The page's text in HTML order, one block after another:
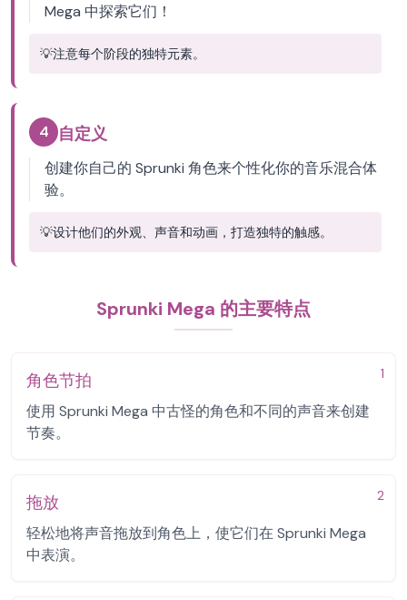
Mega 中探索它们！
💡注意每个阶段的独特元素。
4 自定义
创建你自己的 Sprunki 角色来个性化你的音乐混合体
验。
💡设计他们的外观、声音和动画，打造独特的触感。
Sprunki Mega 的主要特点
1
角色节拍
使用 Sprunki Mega 中古怪的角色和不同的声音来创建
节奏。
2
拖放
轻松地将声音拖放到角色上，使它们在 Sprunki Mega
中表演。